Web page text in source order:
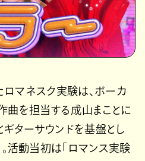
マネスク実験は、ボーカ
曲を担当する成山まことに
ギターサウンドを基盤とし
活動当初は「ロマンス実験